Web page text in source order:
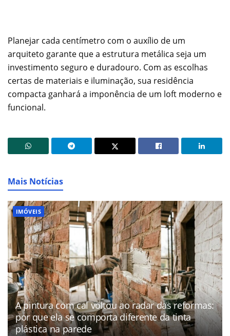
Planejar cada centímetro com o auxílio de um
arquiteto garante que a estrutura metálica seja um
investimento seguro e duradouro. Com as escolhas
certas de materiais e iluminação, sua residência
compacta ganhará a imponência de um loft moderno e
funcional.
Mais Notícias
IMÓVEIS
A pintura com cal voltou ao radar das reformas:
por que ela se comporta diferente da tinta
plástica na parede